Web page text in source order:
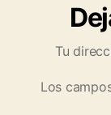
Tu
Los